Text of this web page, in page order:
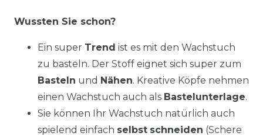
Wussten Sie schon?
Ein super Trend ist es mit den Wachstuch
zu basteln. Der Stoff eignet sich super zum
Basteln und Nähen. Kreative Köpfe nehmen
einen Wachstuch auch als Bastelunterlage.
Sie können Ihr Wachstuch natürlich auch
spielend einfach selbst schneiden (Schere